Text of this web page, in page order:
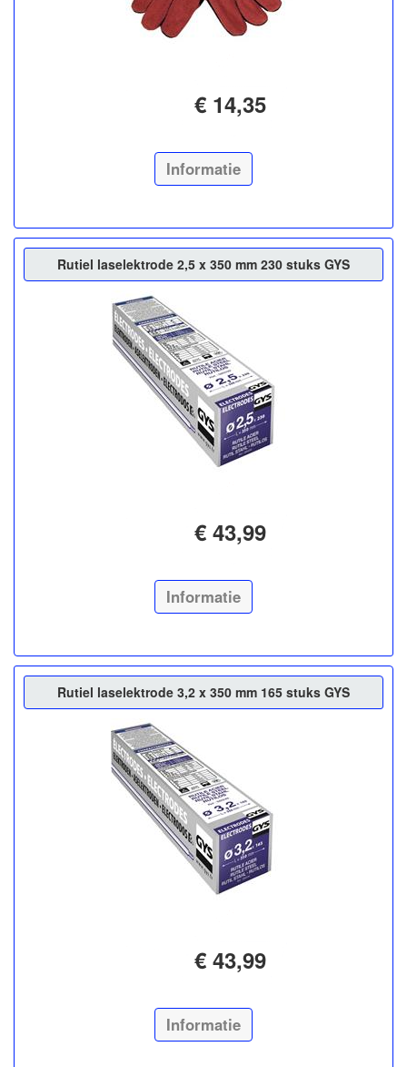
€ 14,35
Informatie
Rutiel laselektrode 2,5 x 350 mm 230 stuks GYS
€ 43,99
Informatie
Rutiel laselektrode 3,2 x 350 mm 165 stuks GYS
€ 43,99
Informatie